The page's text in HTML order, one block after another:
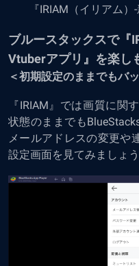
『IRIAM（イリアム
ブルースタックスで『
Vtuberアプリ』を楽し
＜初期設定のままでもバ
『IRIAM』では画質に関
状態のままでも
メールアドレスの変更や
設定画面を見てみましょう